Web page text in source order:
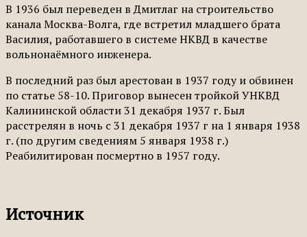
В 1936 был переведен в Дмитлаг на строительство
канала Москва-Волга, где встретил младшего брата
Василия, работавшего в системе НКВД в качестве
вольнонаёмного инженера.
В последний раз был арестован в 1937 году и обвинен
по статье 58-10. Приговор вынесен тройкой УНКВД
Калининской области 31 декабря 1937 г. Был
расстрелян в ночь с 31 декабря 1937 г на 1 января 1938
г. (по другим сведениям 5 января 1938 г.)
Реабилитирован посмертно в 1957 году.
Источник